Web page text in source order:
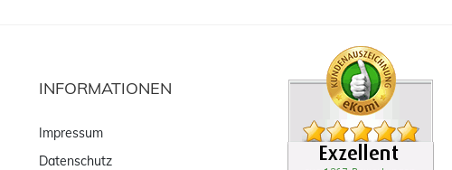
INFORMATIONEN
Impressum
Datenschutz